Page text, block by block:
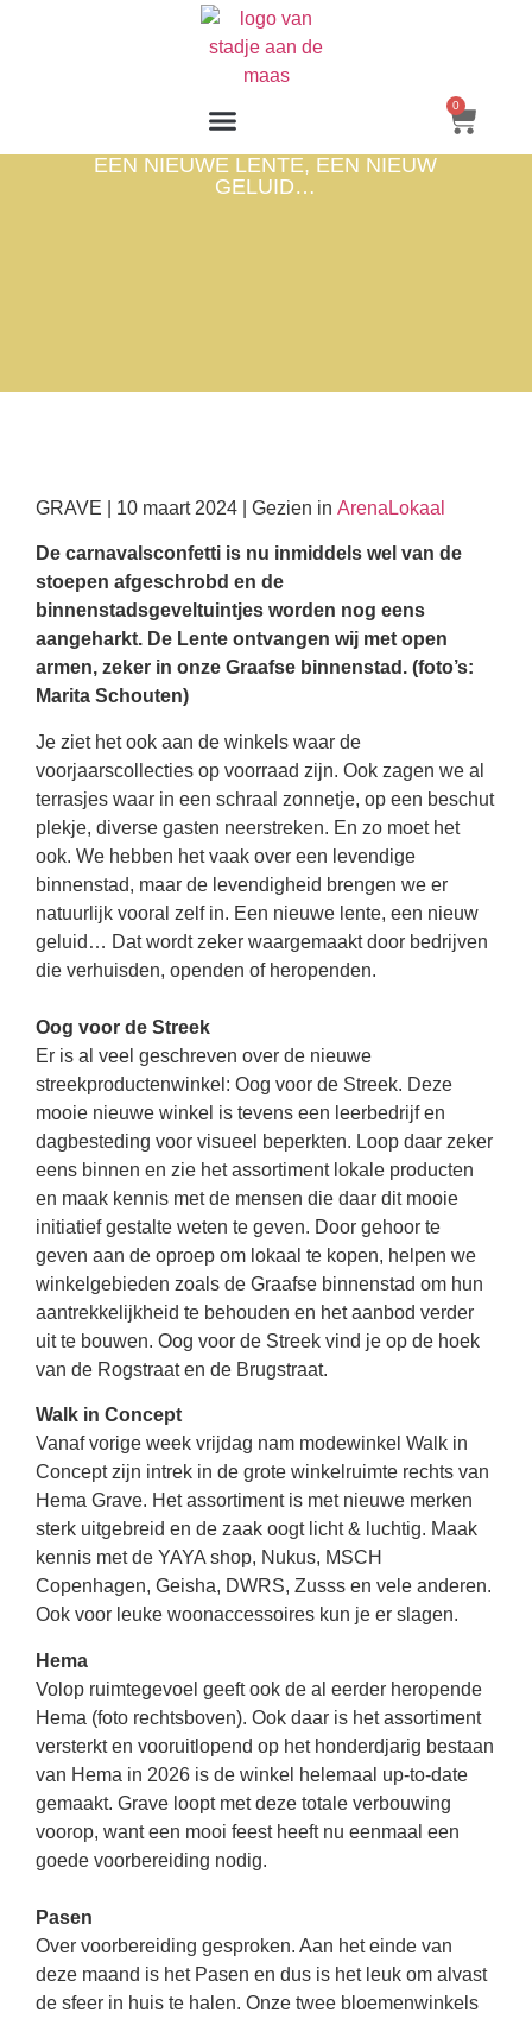
0
EEN NIEUWE LENTE, EEN NIEUW
GELUID…
GRAVE | 10 maart 2024 | Gezien in ArenaLokaal
De carnavalsconfetti is nu inmiddels wel van de
stoepen afgeschrobd en de
binnenstadsgeveltuintjes worden nog eens
aangeharkt. De Lente ontvangen wij met open
armen, zeker in onze Graafse binnenstad. (foto’s:
Marita Schouten)
Je ziet het ook aan de winkels waar de
voorjaarscollecties op voorraad zijn. Ook zagen we al
terrasjes waar in een schraal zonnetje, op een beschut
plekje, diverse gasten neerstreken. En zo moet het
ook. We hebben het vaak over een levendige
binnenstad, maar de levendigheid brengen we er
natuurlijk vooral zelf in. Een nieuwe lente, een nieuw
geluid… Dat wordt zeker waargemaakt door bedrijven
die verhuisden, openden of heropenden.
Oog voor de Streek
Er is al veel geschreven over de nieuwe
streekproductenwinkel: Oog voor de Streek. Deze
mooie nieuwe winkel is tevens een leerbedrijf en
dagbesteding voor visueel beperkten. Loop daar zeker
eens binnen en zie het assortiment lokale producten
en maak kennis met de mensen die daar dit mooie
initiatief gestalte weten te geven. Door gehoor te
geven aan de oproep om lokaal te kopen, helpen we
winkelgebieden zoals de Graafse binnenstad om hun
aantrekkelijkheid te behouden en het aanbod verder
uit te bouwen. Oog voor de Streek vind je op de hoek
van de Rogstraat en de Brugstraat.
Walk in Concept
Vanaf vorige week vrijdag nam modewinkel Walk in
Concept zijn intrek in de grote winkelruimte rechts van
Hema Grave. Het assortiment is met nieuwe merken
sterk uitgebreid en de zaak oogt licht & luchtig. Maak
kennis met de YAYA shop, Nukus, MSCH
Copenhagen, Geisha, DWRS, Zusss en vele anderen.
Ook voor leuke woonaccessoires kun je er slagen.
Hema
Volop ruimtegevoel geeft ook de al eerder heropende
Hema (foto rechtsboven). Ook daar is het assortiment
versterkt en vooruitlopend op het honderdjarig bestaan
van Hema in 2026 is de winkel helemaal up-to-date
gemaakt. Grave loopt met deze totale verbouwing
voorop, want een mooi feest heeft nu eenmaal een
goede voorbereiding nodig.
Pasen
Over voorbereiding gesproken. Aan het einde van
deze maand is het Pasen en dus is het leuk om alvast
de sfeer in huis te halen. Onze twee bloemenwinkels